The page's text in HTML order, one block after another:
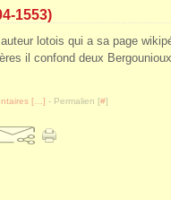
1553)
lotois qui a sa page
il confond deux
[ ] - Permalien [#]